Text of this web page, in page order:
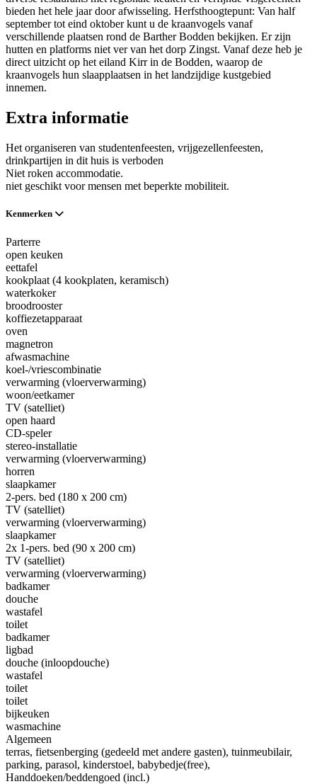
bieden het hele jaar door afwisseling. Herfsthoogtepunt: Van half
september tot eind oktober kunt u de kraanvogels vanaf
verschillende plaatsen rond de Barther Bodden bekijken. Er zijn
hutten en platforms niet ver van het dorp Zingst. Vanaf deze heb je
direct uitzicht op het eiland Kirr in de Bodden, waarop de
kraanvogels hun slaapplaatsen in het landzijdige kustgebied
innemen.
Extra informatie
Het organiseren van studentenfeesten, vrijgezellenfeesten,
drinkpartijen in dit huis is verboden
Niet roken accommodatie.
niet geschikt voor mensen met beperkte mobiliteit.
Kenmerken
Parterre
open keuken
eettafel
kookplaat (4 kookplaten, keramisch)
waterkoker
broodrooster
koffiezetapparaat
oven
magnetron
afwasmachine
koel-/vriescombinatie
verwarming (vloerverwarming)
woon/eetkamer
TV (satelliet)
open haard
CD-speler
stereo-installatie
verwarming (vloerverwarming)
horren
slaapkamer
2-pers. bed (180 x 200 cm)
TV (satelliet)
verwarming (vloerverwarming)
slaapkamer
2x 1-pers. bed (90 x 200 cm)
TV (satelliet)
verwarming (vloerverwarming)
badkamer
douche
wastafel
toilet
badkamer
ligbad
douche (inloopdouche)
wastafel
toilet
toilet
bijkeuken
wasmachine
Algemeen
terras, fietsenberging (gedeeld met andere gasten), tuinmeubilair,
parking, parasol, kinderstoel, babybedje(free),
Handdoeken/beddengoed (incl.)